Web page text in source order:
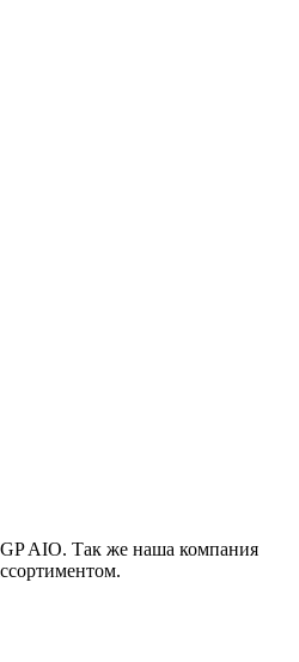
AIO. Так же наша компания